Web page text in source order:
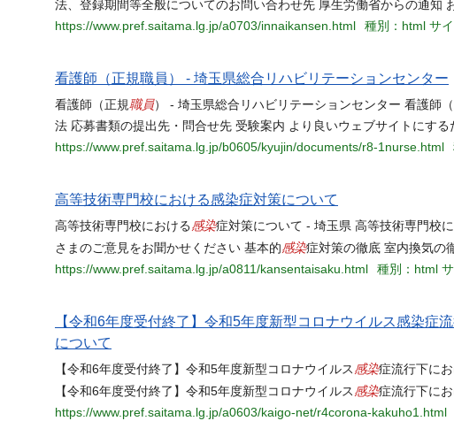
法、登録期間等全般についてのお問い合わせ先 厚生労働省からの通知
https://www.pref.saitama.lg.jp/a0703/innaikansen.html
種別：html サ
看護師（正規職員） - 埼玉県総合リハビリテーションセンター
看護師（正規職員） - 埼玉県総合リハビリテーションセンター 看護師
法 応募書類の提出先・問合せ先 受験案内 より良いウェブサイトにする
https://www.pref.saitama.lg.jp/b0605/kyujin/documents/r8-1nurse.html
高等技術専門校における感染症対策について
高等技術専門校における 感染症対策について - 埼玉県 高等技術専門校
さまのご意見をお聞かせください 基本的感染症対策の徹底 室内換気の
https://www.pref.saitama.lg.jp/a0811/kansentaisaku.html
種別：html
【令和6年度受付終了】令和5年度新型コロナウイルス感染
について
【令和6年度受付終了】令和5年度新型コロナウイルス 感染症流行下に
【令和6年度受付終了】令和5年度新型コロナウイルス 感染症流行下に
https://www.pref.saitama.lg.jp/a0603/kaigo-net/r4corona-kakuho1.html